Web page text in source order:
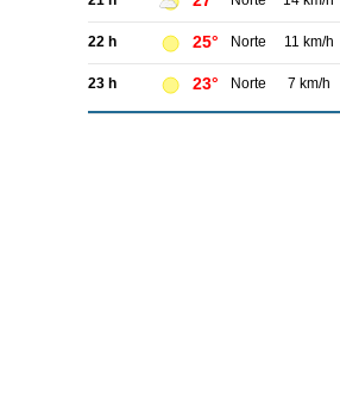
22 h 25° Norte 11 km/h
23 h 23° Norte 7 km/h